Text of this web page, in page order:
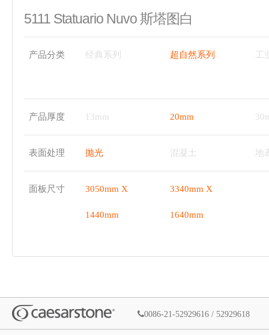
5111 Statuario Nuvo 斯塔图白
产品分类 经典系列 超自然系列
产品厚度 13mm 20mm
表面处理 抛光 混凝土 地
面板尺寸 3050mm X
1440mm
3340mm X
1640mm
0086-21-52929616 / 52929618